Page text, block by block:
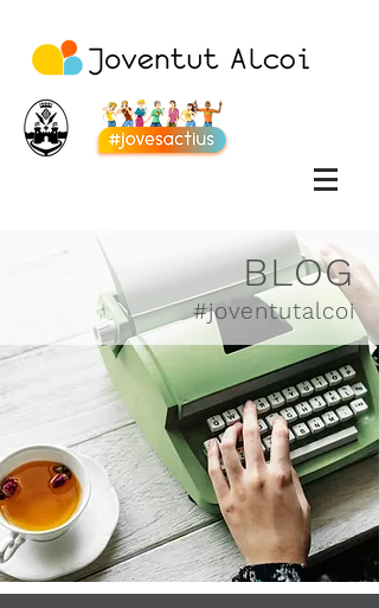
BLOG
#joventutalcoi